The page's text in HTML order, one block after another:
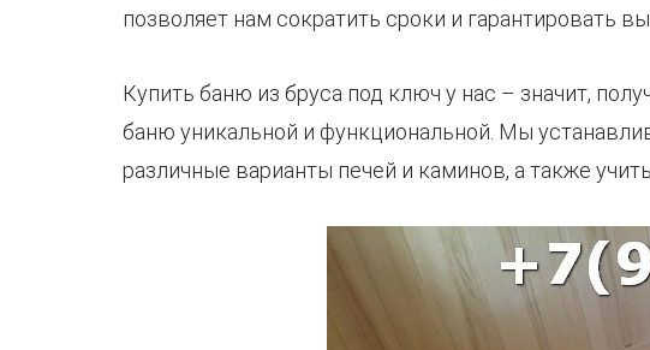
позволяет нам сократить сроки и гарантировать
Купить баню из бруса под ключ у нас – значит,
баню уникальной и функциональной. Мы
различные варианты печей и каминов, а также